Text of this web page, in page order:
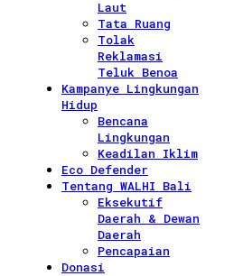
Laut
Tata Ruang
Tolak
Reklamasi
Teluk Benoa
Kampanye Lingkungan
Hidup
Bencana
Lingkungan
Keadilan Iklim
Eco Defender
Tentang WALHI Bali
Eksekutif
Daerah & Dewan
Daerah
Pencapaian
Donasi